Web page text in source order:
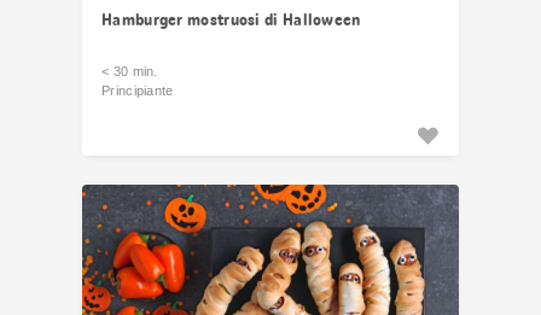
Hamburger mostruosi di Halloween
< 30 min.
Principiante